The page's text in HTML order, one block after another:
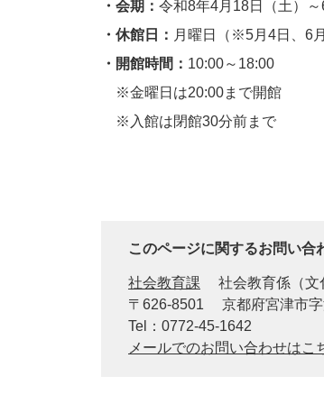
・会期： 令和8年4月18日（土）～
・休館日： 月曜日（※5月4日、6
・開館時間： 10:00～18:00
※金曜日は20:00まで開館
※入館は閉館30分前まで
このページに関するお問い合
社会教育課
社会教育係（文
〒626-8501
京都府宮津市
Tel：0772-45-1642
メールでのお問い合わせはこ